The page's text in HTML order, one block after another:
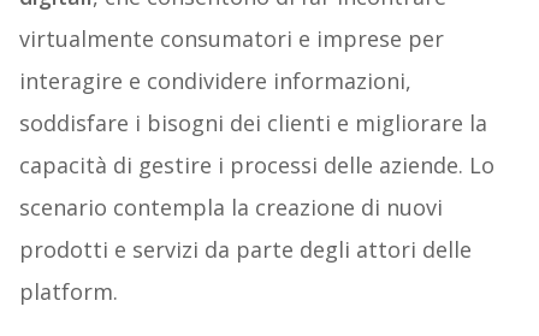
virtualmente consumatori e imprese per
interagire e condividere informazioni,
soddisfare i bisogni dei clienti e migliorare la
capacità di gestire i processi delle aziende. Lo
scenario contempla la creazione di nuovi
prodotti e servizi da parte degli attori delle
platform.